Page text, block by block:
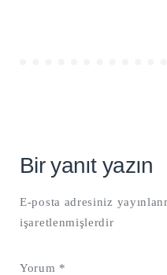
Bir yanıt yazın
E-posta adresiniz
işaretlenmişlerdir
Yorum *